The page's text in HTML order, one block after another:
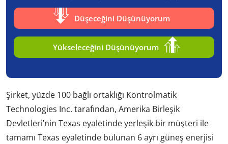
Düşeceğini Düşünüyorum
Yükseleceğini Düşünüyorum
Şirket, yüzde 100 bağlı ortaklığı Kontrolmatik
Technologies Inc. tarafından, Amerika Birleşik
Devletleri’nin Texas eyaletinde yerleşik bir müşteri ile
tamamı Texas eyaletinde bulunan 6 ayrı güneş enerjisi